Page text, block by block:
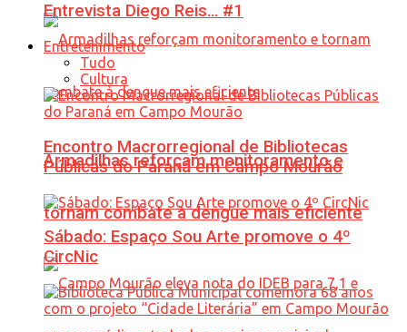
Armadilhas reforçam monitoramento e
tornam combate à dengue mais eficiente
Entrevista Diego Reis… #1
Entretenimento
Tudo
Cultura
Encontro Macrorregional de Bibliotecas
Públicas do Paraná em Campo Mourão
Sábado: Espaço Sou Arte promove o 4º
CircNic